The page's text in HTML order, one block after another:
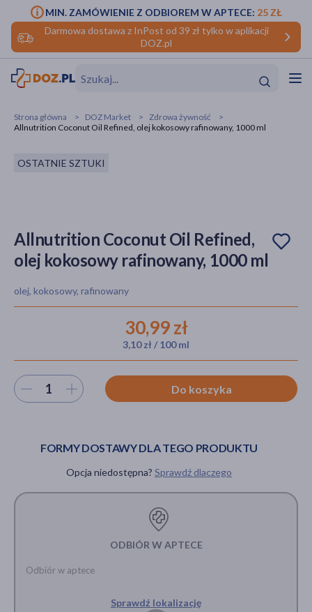
Darmowa dostawa z InPost od 39 zł tylko w aplikacji
DOZ.pl
MIN. ZAMÓWIENIE Z ODBIOREM W APTECE: 25 ZŁ
Hit
makijażu
Strona główna DOZ Market
Zdrowa żywność
Allnutrition Coconut Oil Refined, olej kokosowy rafinowany, 1000 ml
OSTATNIE SZTUKI
Allnutrition Coconut Oil Refined,
olej kokosowy rafinowany, 1000 ml
olej, kokosowy, rafinowany
30,99 zł
3,10 zł / 100 ml
Wybierz ilość Do koszyka
FORMY DOSTAWY DLA TEGO PRODUKTU
Opcja niedostępna? Sprawdź dlaczego
ODBIÓR W APTECE
Odbiór w aptece
Sprawdź lokalizację